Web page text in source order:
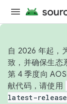
自 2026 年起，
致，并确保生态
第 4 季度向
献代码，请使用
latest-release